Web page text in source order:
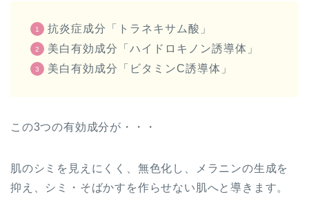
抗炎症成分「トラネキサム酸」
美白有効成分「ハイドロキノン誘導体」
美白有効成分「ビタミンC誘導体」
この3つの有効成分が・・・
肌のシミを見えにくく、無色化し、メラニンの生成を
抑え、シミ・そばかすを作らせない肌へと導きます。